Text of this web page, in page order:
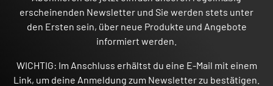
erscheinenden Newsletter und Sie werden stets unter
den Ersten sein, über neue Produkte und Angebote
informiert werden.
WICHTIG: Im Anschluss erhältst du eine E-Mail mit einem
Link, um deine Anmeldung zum Newsletter zu bestätigen.